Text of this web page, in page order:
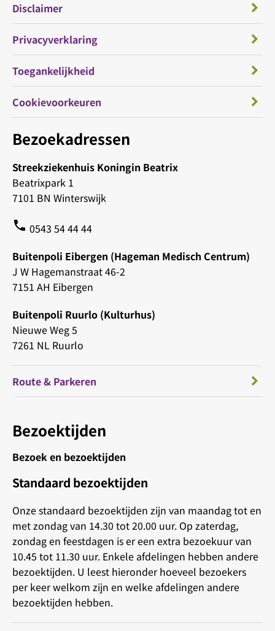
Bezoekadressen
Streekziekenhuis Koningin Beatrix
Beatrixpark 1
7101 BN Winterswijk
phone 0543 54 44 44
Buitenpoli Eibergen (Hageman Medisch Centrum)
J W Hagemanstraat 46-2
7151 AH Eibergen
Buitenpoli Ruurlo (Kulturhus)
Nieuwe Weg 5
7261 NL Ruurlo
Route & Parkeren
Bezoektijden
Bezoek en bezoektijden
Standaard bezoektijden
Onze standaard bezoektijden zijn van maandag tot en
met zondag van 14.30 tot 20.00 uur. Op zaterdag,
zondag en feestdagen is er een extra bezoekuur van
10.45 tot 11.30 uur. Enkele afdelingen hebben andere
bezoektijden. U leest hieronder hoeveel bezoekers
per keer welkom zijn en welke afdelingen andere
bezoektijden hebben.
Disclaimer
Privacyverklaring
Toegankelijkheid
Cookievoorkeuren